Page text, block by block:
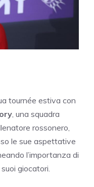
tournée estiva con
, una squadra
rossonero,
le sue aspettative
l’importanza di
giocatori.